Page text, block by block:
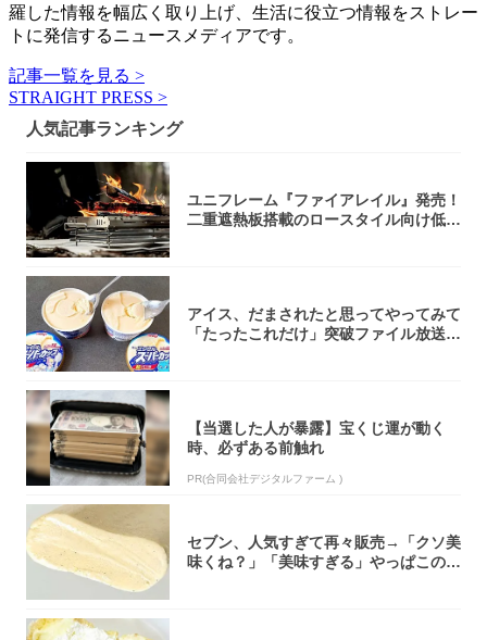
羅した情報を幅広く取り上げ、生活に役立つ情報をストレー
トに発信するニュースメディアです。
記事一覧を見る >
STRAIGHT PRESS >
人気記事ランキング
ユニフレーム『ファイアレイル』発売！
二重遮熱板搭載のロースタイル向け低型
アイス、だまされたと思ってやってみて
「たったこれだけ」突破ファイル放送で
【当選した人が暴露】宝くじ運が動く
時、必ずある前触れ
PR(合同会社デジタルファーム )
セブン、人気すぎて再々販売→「クソ美
味くね？」「美味すぎる」やっぱこのク